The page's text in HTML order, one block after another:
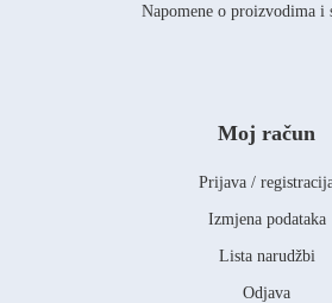
Napomene o proizvodima i
Moj račun
Prijava /
Izmjena podataka
Lista narudžbi
Odjava